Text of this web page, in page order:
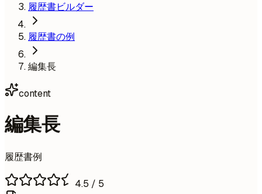
履歴書ビルダー
履歴書の例
編集長
content
編集長
履歴書例
4.5 / 5